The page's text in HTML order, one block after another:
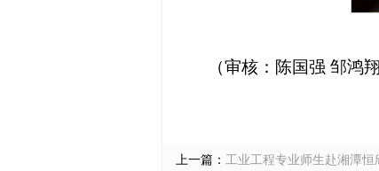
（审核：陈国强 邹鸿
上一篇： 工业工程专业师生赴湘潭恒